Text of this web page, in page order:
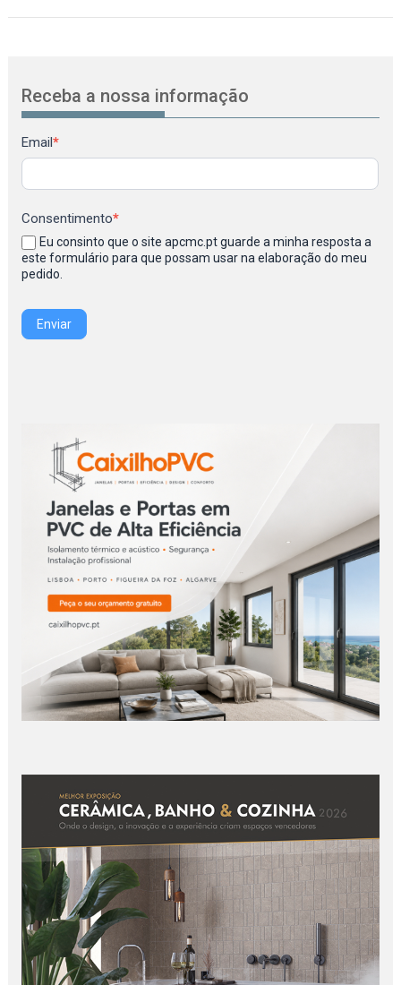
Receba a nossa informação
Newsletter
Email*
Consentimento*
Eu consinto que o site apcmc.pt guarde a minha resposta a
este formulário para que possam usar na elaboração do meu
pedido.
Enviar